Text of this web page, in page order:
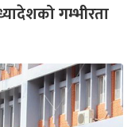
गम्भीरता